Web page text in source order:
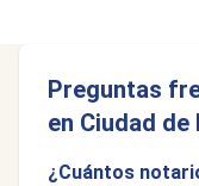
Preguntas
en Ciudad de
¿Cuántos